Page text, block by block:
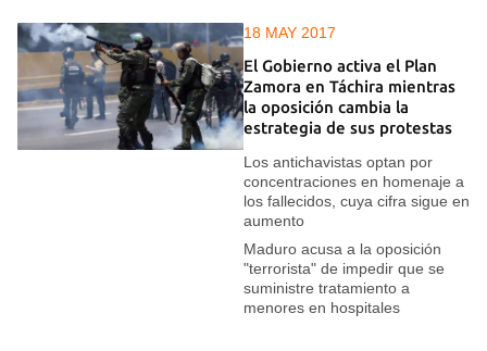
18 MAY 2017
El Gobierno activa el Plan
Zamora en Táchira mientras
la oposición cambia la
estrategia de sus protestas
Los antichavistas optan por
concentraciones en homenaje a
los fallecidos, cuya cifra sigue en
aumento
Maduro acusa a la oposición
"terrorista" de impedir que se
suministre tratamiento a
menores en hospitales